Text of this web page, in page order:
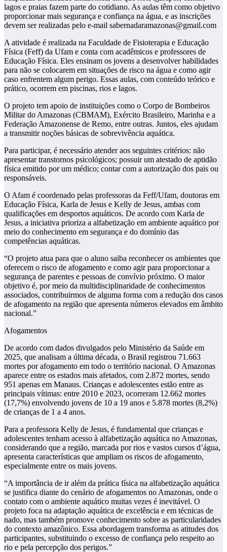
lagos e praias fazem parte do cotidiano. As aulas têm como objetivo
proporcionar mais segurança e confiança na água, e as inscrições
devem ser realizadas pelo e-mail sabernadaramazonas@gmail.com
A atividade é realizada na Faculdade de Fisioterapia e Educação
Física (Feff) da Ufam e conta com acadêmicos e professores de
Educação Física. Eles ensinam os jovens a desenvolver habilidades
para não se colocarem em situações de risco na água e como agir
caso enfrentem algum perigo. Essas aulas, com conteúdo teórico e
prático, ocorrem em piscinas, rios e lagos.
O projeto tem apoio de instituições como o Corpo de Bombeiros
Militar do Amazonas (CBMAM), Exército Brasileiro, Marinha e a
Federação Amazonense de Remo, entre outras. Juntos, eles ajudam
a transmitir noções básicas de sobrevivência aquática.
Para participar, é necessário atender aos seguintes critérios: não
apresentar transtornos psicológicos; possuir um atestado de aptidão
física emitido por um médico; contar com a autorização dos pais ou
responsáveis.
O Afam é coordenado pelas professoras da Feff/Ufam, doutoras em
Educação Física, Karla de Jesus e Kelly de Jesus, ambas com
qualificações em desportos aquáticos. De acordo com Karla de
Jesus, a iniciativa prioriza a alfabetização em ambiente aquático por
meio do conhecimento em segurança e do domínio das
competências aquáticas.
“O projeto atua para que o aluno saiba reconhecer os ambientes que
oferecem o risco de afogamento e como agir para proporcionar a
segurança de parentes e pessoas de convívio próximo. O maior
objetivo é, por meio da multidisciplinaridade de conhecimentos
associados, contribuirmos de alguma forma com a redução dos casos
de afogamento na região que apresenta números elevados em âmbito
nacional.”
Afogamentos
De acordo com dados divulgados pelo Ministério da Saúde em
2025, que analisam a última década, o Brasil registrou 71.663
mortes por afogamento em todo o território nacional. O Amazonas
aparece entre os estados mais afetados, com 2.872 mortes, sendo
951 apenas em Manaus. Crianças e adolescentes estão entre as
principais vítimas: entre 2010 e 2023, ocorreram 12.662 mortes
(17,7%) envolvendo jovens de 10 a 19 anos e 5.878 mortes (8,2%)
de crianças de 1 a 4 anos.
Para a professora Kelly de Jesus, é fundamental que crianças e
adolescentes tenham acesso à alfabetização aquática no Amazonas,
considerando que a região, marcada por rios e vastos cursos d’água,
apresenta características que ampliam os riscos de afogamento,
especialmente entre os mais jovens.
“A importância de ir além da prática física na alfabetização aquática
se justifica diante do cenário de afogamentos no Amazonas, onde o
contato com o ambiente aquático muitas vezes é inevitável. O
projeto foca na adaptação aquática de excelência e em técnicas de
nado, mas também promove conhecimento sobre as particularidades
do contexto amazônico. Essa abordagem transforma as atitudes dos
participantes, substituindo o excesso de confiança pelo respeito ao
rio e pela percepção dos perigos.”